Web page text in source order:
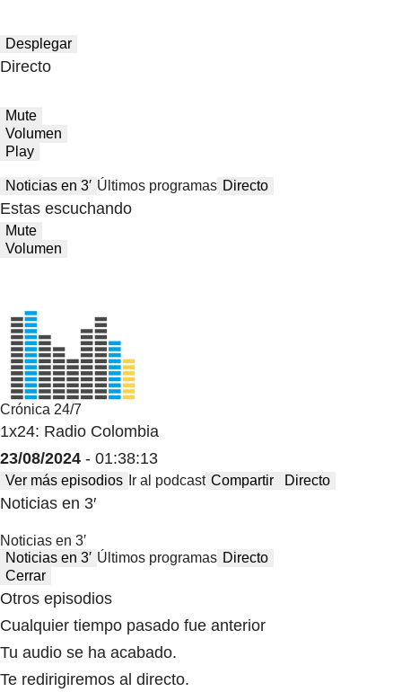
Desplegar
Directo
Mute
Volumen
Play
Noticias en 3′ Últimos programas Directo
Estas escuchando
Mute
Volumen
Crónica 24/7
1x24: Radio Colombia
23/08/2024 - 01:38:13
Ver más episodios Ir al podcast Compartir Directo
Noticias en 3′
Noticias en 3′
Noticias en 3′ Últimos programas Directo
Cerrar
Otros episodios
Cualquier tiempo pasado fue anterior
Tu audio se ha acabado.
Te redirigiremos al directo.